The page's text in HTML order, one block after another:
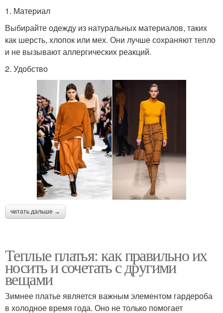
1. Материал
Выбирайте одежду из натуральных материалов, таких
как шерсть, хлопок или мех. Они лучше сохраняют тепло
и не вызывают аллергических реакций.
2. Удобство
читать дальше →
Теплые платья: как правильно их
носить и сочетать с другими
вещами
Зимнее платье является важным элементом гардероба
в холодное время года. Оно не только помогает